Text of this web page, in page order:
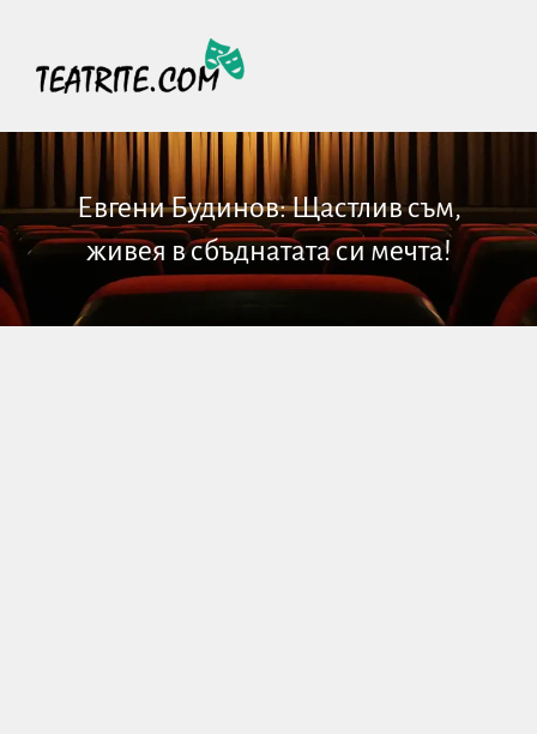
Евгени Будинов: Щастлив съм,
живея в сбъднатата си мечта!